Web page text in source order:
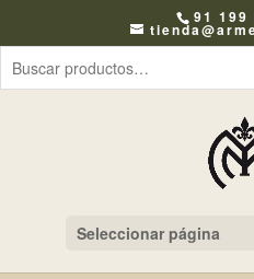
91 199
Seleccionar página